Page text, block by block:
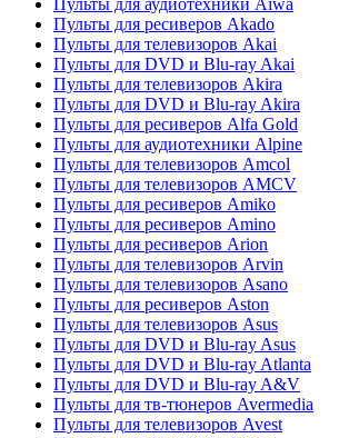
Пульты для ресиверов Akado
Пульты для телевизоров Akai
Пульты для DVD и Blu-ray Akai
Пульты для телевизоров Akira
Пульты для DVD и Blu-ray Akira
Пульты для ресиверов Alfa Gold
Пульты для аудиотехники Alpine
Пульты для телевизоров Amcol
Пульты для телевизоров AMCV
Пульты для ресиверов Amiko
Пульты для ресиверов Amino
Пульты для ресиверов Arion
Пульты для телевизоров Arvin
Пульты для телевизоров Asano
Пульты для ресиверов Aston
Пульты для телевизоров Asus
Пульты для DVD и Blu-ray Asus
Пульты для DVD и Blu-ray Atlanta
Пульты для DVD и Blu-ray A&V
Пульты для тв-тюнеров Avermedia
Пульты для телевизоров Avest